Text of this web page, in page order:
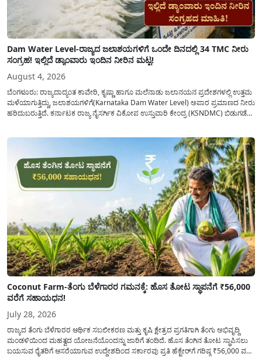
Dam Water Level-ರಾಜ್ಯದ ಜಲಾಶಯಗಳಿಗೆ ಒಂದೇ ದಿನದಲ್ಲಿ 34 TMC ನೀರು
ಸಂಗ್ರಹ! ಇಲ್ಲಿದೆ ಡ್ಯಾಂವಾರು ಇಂದಿನ ನೀರಿನ ಮಟ್ಟ!
August 4, 2026
ಬೆಂಗಳೂರು: ರಾಜ್ಯದಾದ್ಯಂತ ಕಾವೇರಿ, ಕೃಷ್ಣಾ ಹಾಗೂ ಮಲೆನಾಡು ಜಲಾನಯನ ಪ್ರದೇಶಗಳಲ್ಲಿ ಉತ್ತಮ
ಮಳೆಯಾಗುತ್ತಿದ್ದು, ಜಲಾಶಯಗಳಿಗೆ(Karnataka Dam Water Level) ಅಪಾರ ಪ್ರಮಾಣದ ನೀರು
ಹರಿದುಬರುತ್ತಿದೆ. ಕರ್ನಾಟಕ ರಾಜ್ಯ ನೈಸರ್ಗಿಕ ವಿಕೋಪ ಉಸ್ತುವಾರಿ ಕೇಂದ್ರ (KSNDMC) ಬಿಡುಗಡೆ
Coconut Farm-ತೆಂಗು ಬೆಳೆಗಾರರ ಗಮನಕ್ಕೆ: ಹೊಸ ತೋಟ ಸ್ಥಾಪನೆಗೆ ₹56,000
ವರೆಗೆ ಸಹಾಯಧನ!
July 28, 2026
ರಾಜ್ಯದ ತೆಂಗು ಬೆಳೆಗಾರರ ಆರ್ಥಿಕ ಸಬಲೀಕರಣ ಮತ್ತು ಕೃಷಿ ಕ್ಷೇತ್ರದ ಪ್ರಗತಿಗಾಗಿ ತೆಂಗು ಅಭಿವೃದ್ದಿ
ಮಂಡಳಿಯಿಂದ ಮಹತ್ವದ ಯೋಜನೆಯೊಂದನ್ನು ಜಾರಿಗೆ ತಂದಿದೆ. ಹೊಸ ತೆಂಗಿನ ತೋಟ ಸ್ಥಾಪಿಸಲು
ಬಯಸುವ ರೈತರಿಗೆ ಆಸರೆಯಾಗುವ ಉದ್ದೇಶದಿಂದ ಸರ್ಕಾರವು ಪ್ರತಿ ಹೆಕ್ಟೇರ್‌ಗೆ ಗರಿಷ್ಠ ₹56,000 ವರೆಗೆ